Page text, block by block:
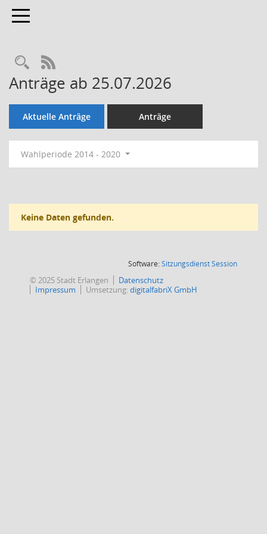
Toggle navigation
Rechercheauswahl
RSS-Feed
Anträge ab 25.07.2026
Aktuelle Anträge Anträge
Wahlperiode 2014 - 2020
Keine Daten gefunden.
Software:SitzungsdienstSession(Wird in
© 2025 Stadt Erlangen
Datenschutz
Impressum
Umsetzung:digitalfabriX GmbH